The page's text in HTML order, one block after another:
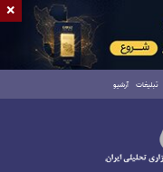
تبلیغات آرشیو
×